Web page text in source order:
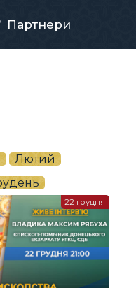
Партнери
Лютий
22 грудня